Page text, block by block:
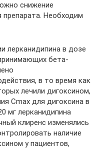
снижение
препарата. Необходим
лерканидипина в дозе
бета-
в то время как
лечили дигоксином,
Cmax для дигоксина в
мг лерканидипина
клиренс изменялись
наличие
у пациентов,